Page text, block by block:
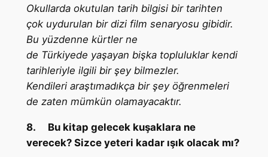
Okullarda okutulan tarih bilgisi bir tarihten
çok uydurulan bir dizi film senaryosu gibidir.
Bu yüzdenne kürtler ne
de Türkiyede yaşayan bişka topluluklar kendi
tarihleriyle ilgili bir şey bilmezler.
Kendileri araştımadıkça bir şey öğrenmeleri
de zaten mümkün olamayacaktır.
8. Bu kitap gelecek kuşaklara ne
verecek? Sizce yeteri kadar ışık olacak mı?